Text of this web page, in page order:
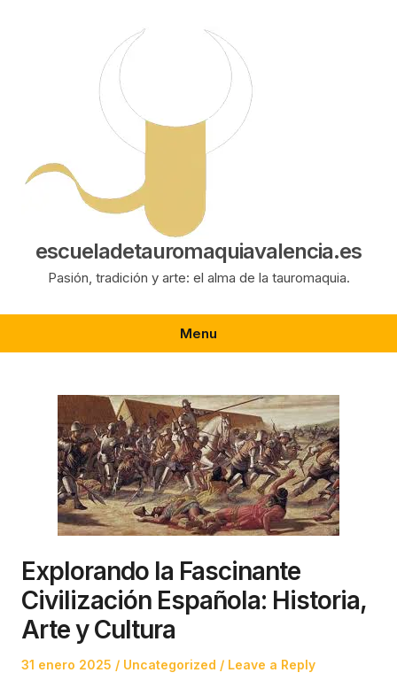
escueladetauromaquiavalencia.es
Pasión, tradición y arte: el alma de la tauromaquia.
Menu
Explorando la Fascinante
Civilización Española: Historia,
Arte y Cultura
Posted
31 enero 2025
Posted
Uncategorized Leave a Reply